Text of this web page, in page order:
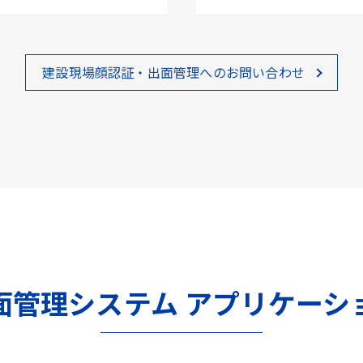
建設現場顔認証・出面管理へのお問い合わせ
管理システム アプリケーシ